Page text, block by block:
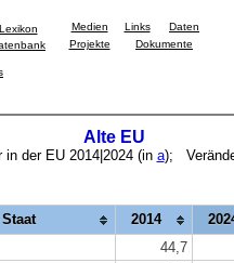
Lexikon
Medien Links
Daten
Projekte
Dokumente
Alte EU
in der EU 2014|2024 (in a);
Staat 2014
44,7